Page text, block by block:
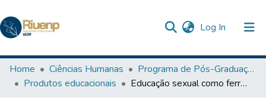
Log In (current)
Communities & Collections
Home Ciências Humanas
Programa de Pós-Graduação em Ensino
Produtos educacionais
Educação sexual como ferramenta nos casos de abuso e violência sexual: uma proposição para os professores dos nos iniciais do ensino fundamental.